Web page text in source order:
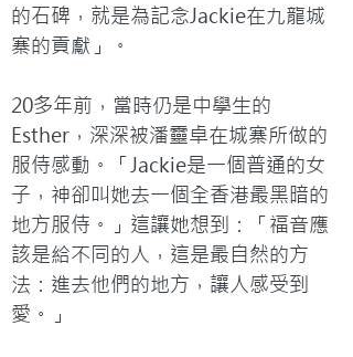
的石碑，就是為記念Jackie在九龍城
寨的貢獻」。
20多年前，當時仍是中學生的
Esther，深深被潘靈卓在城寨所做的
服侍感動。「Jackie是一個普通的女
子，神卻叫她去一個全香港最黑暗的
地方服侍。」這讓她想到：「福音應
該是給不同的人，這是最自然的方
法：進去他們的地方，讓人感受到
愛。」